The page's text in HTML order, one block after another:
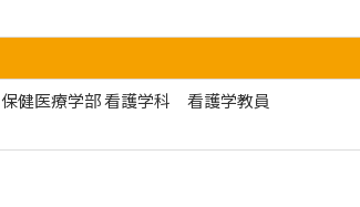
保健医療学部 看護学科 看護学教員